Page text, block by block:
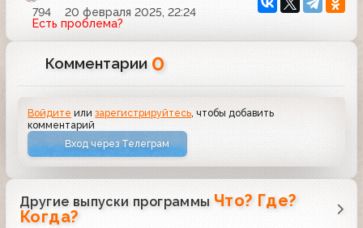
794
20 февраля 2025, 22:24
Есть проблема?
Комментарии 0
Войдите илизарегистрируйтесь , чтобы добавить
комментарий
Вход через Телеграм
Другие выпуски программы Что? Где?
Когда?